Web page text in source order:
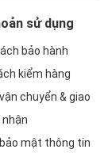
sử dụng
bảo hành
kiểm hàng
chuyển & giao
nhận
mật thông tin